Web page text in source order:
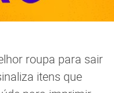
roupa para sair
itens que